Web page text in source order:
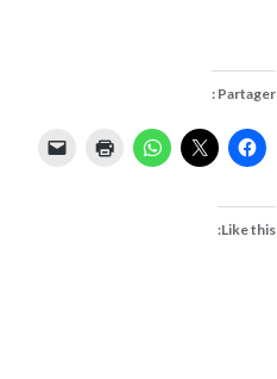
Partager :
Like this: